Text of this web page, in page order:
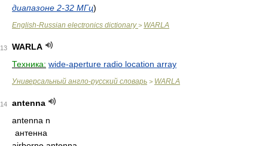
диапазоне 2-32 МГц)
English-Russian electronics dictionary> WARLA
13
WARLA
Техника: wide-aperture radio location array
Универсальный англо-русский словарь > WARLA
14
antenna
antenna n
антенна